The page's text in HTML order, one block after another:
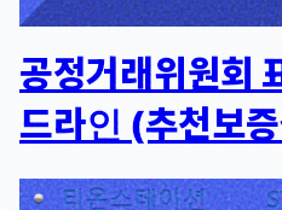
공정거래위원회
드라인 (추천보